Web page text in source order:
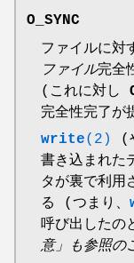
O_SYNC
ファイルに
ファイル完全
(これに対し
完全性完了が
write(2)
(
書き込まれた
タが裏で利用
る (つまり、
呼び出したの
意」も参照の